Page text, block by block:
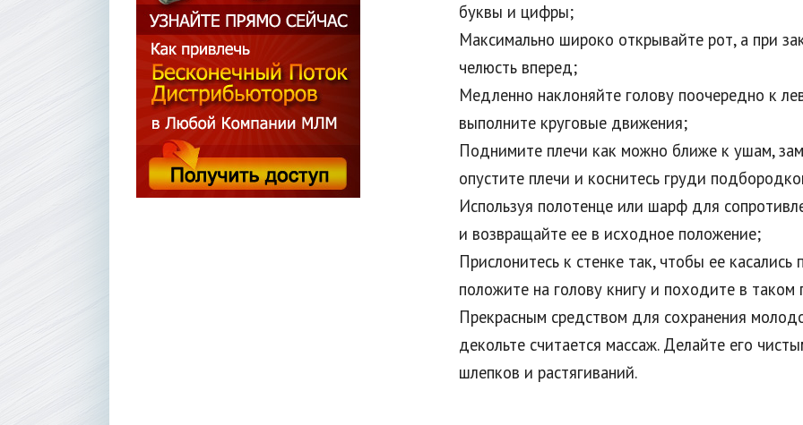
буквы и цифры;
Максимально широко открывайте рот, а при
челюсть вперед;
Медленно наклоняйте голову поочередно к
выполните круговые движения;
Поднимите плечи как можно ближе к ушам,
опустите плечи и коснитесь груди
Используя полотенце или шарф для
и возвращайте ее в исходное положение;
Прислонитесь к стенке так, чтобы ее
положите на голову книгу и походите в
Прекрасным средством для сохранения
декольте считается массаж. Делайте его
шлепков и растягиваний.